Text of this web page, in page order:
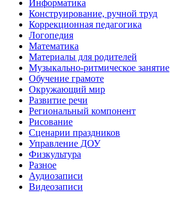
Информатика
Конструирование, ручной труд
Коррекционная педагогика
Логопедия
Математика
Материалы для родителей
Музыкально-ритмическое занятие
Обучение грамоте
Окружающий мир
Развитие речи
Региональный компонент
Рисование
Сценарии праздников
Управление ДОУ
Физкультура
Разное
Аудиозаписи
Видеозаписи